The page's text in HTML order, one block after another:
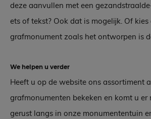
deze aanvullen met een
ets of tekst? Ook dat is mogelijk. Of kies
grafmonument zoals het ontworpen is
We helpen u verder
Heeft u op de website ons assortiment
grafmonumenten bekeken en komt u er
gerust langs in onze monumententuin